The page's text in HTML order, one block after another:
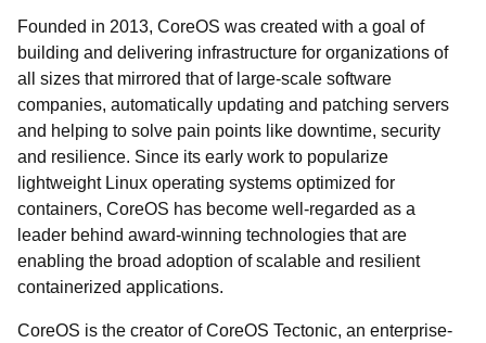
Founded in 2013, CoreOS was created with a goal of
building and delivering infrastructure for organizations of
all sizes that mirrored that of large-scale software
companies, automatically updating and patching servers
and helping to solve pain points like downtime, security
and resilience. Since its early work to popularize
lightweight Linux operating systems optimized for
containers, CoreOS has become well-regarded as a
leader behind award-winning technologies that are
enabling the broad adoption of scalable and resilient
containerized applications.
CoreOS is the creator of CoreOS Tectonic, an enterprise-